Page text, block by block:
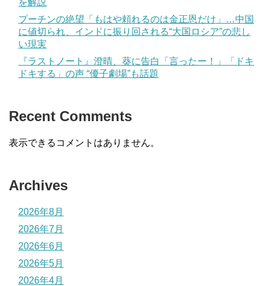
を解説
プーチンの絶望「もはや頼れるのは金正恩だけ」…中国
に値切られ、インドに振り回される“大国ロシア”の悲し
い現実
『ラストノート』澄晴、葵に告白「言ったー！」「ドキ
ドキする」の声 “優子劇場”も話題
Recent Comments
表示できるコメントはありません。
Archives
2026年8月
2026年7月
2026年6月
2026年5月
2026年4月